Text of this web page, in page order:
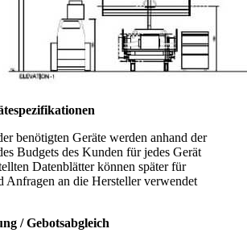
benötigten Geräte werden anhand der
Budgets des Kunden für jedes Gerät
Datenblätter können später für
Anfragen an die Hersteller verwendet
/ Gebotsabgleich